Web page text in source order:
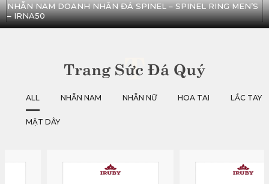
NHẪN NAM DOANH NHÂN ĐÁ SPINEL – SPINEL RING MEN’S
– IRNA50
Trang Sức Đá Quý
T
ALL NHẪN NAM NHẪN NỮ HOA TAI LẮC TAY
MẶT DÂY